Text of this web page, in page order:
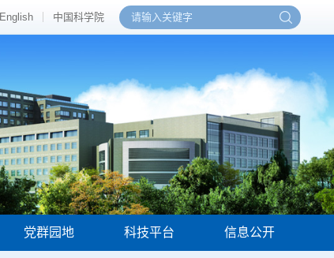
English 中国科学院
党群园地 科技平台 信息公开